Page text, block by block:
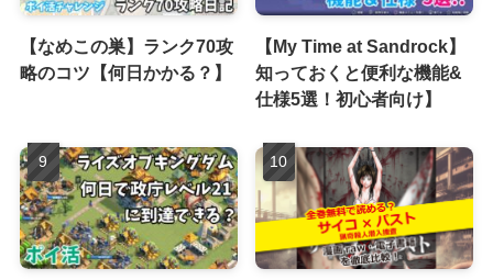
【なめこの巣】ランク70攻
略のコツ【何日かかる？】
【My Time at Sandrock】
知っておくと便利な機能&
仕様5選！初心者向け】